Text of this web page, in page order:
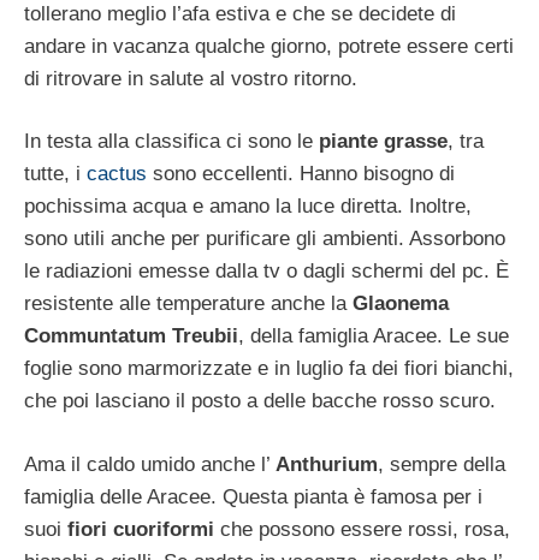
tollerano meglio l’afa estiva e che se decidete di
andare in vacanza qualche giorno, potrete essere certi
di ritrovare in salute al vostro ritorno.
In testa alla classifica ci sono le piante grasse, tra
tutte, i cactus sono eccellenti. Hanno bisogno di
pochissima acqua e amano la luce diretta. Inoltre,
sono utili anche per purificare gli ambienti. Assorbono
le radiazioni emesse dalla tv o dagli schermi del pc. È
resistente alle temperature anche la Glaonema
Communtatum Treubii, della famiglia Aracee. Le sue
foglie sono marmorizzate e in luglio fa dei fiori bianchi,
che poi lasciano il posto a delle bacche rosso scuro.
Ama il caldo umido anche l’ Anthurium, sempre della
famiglia delle Aracee. Questa pianta è famosa per i
suoi fiori cuoriformi che possono essere rossi, rosa,